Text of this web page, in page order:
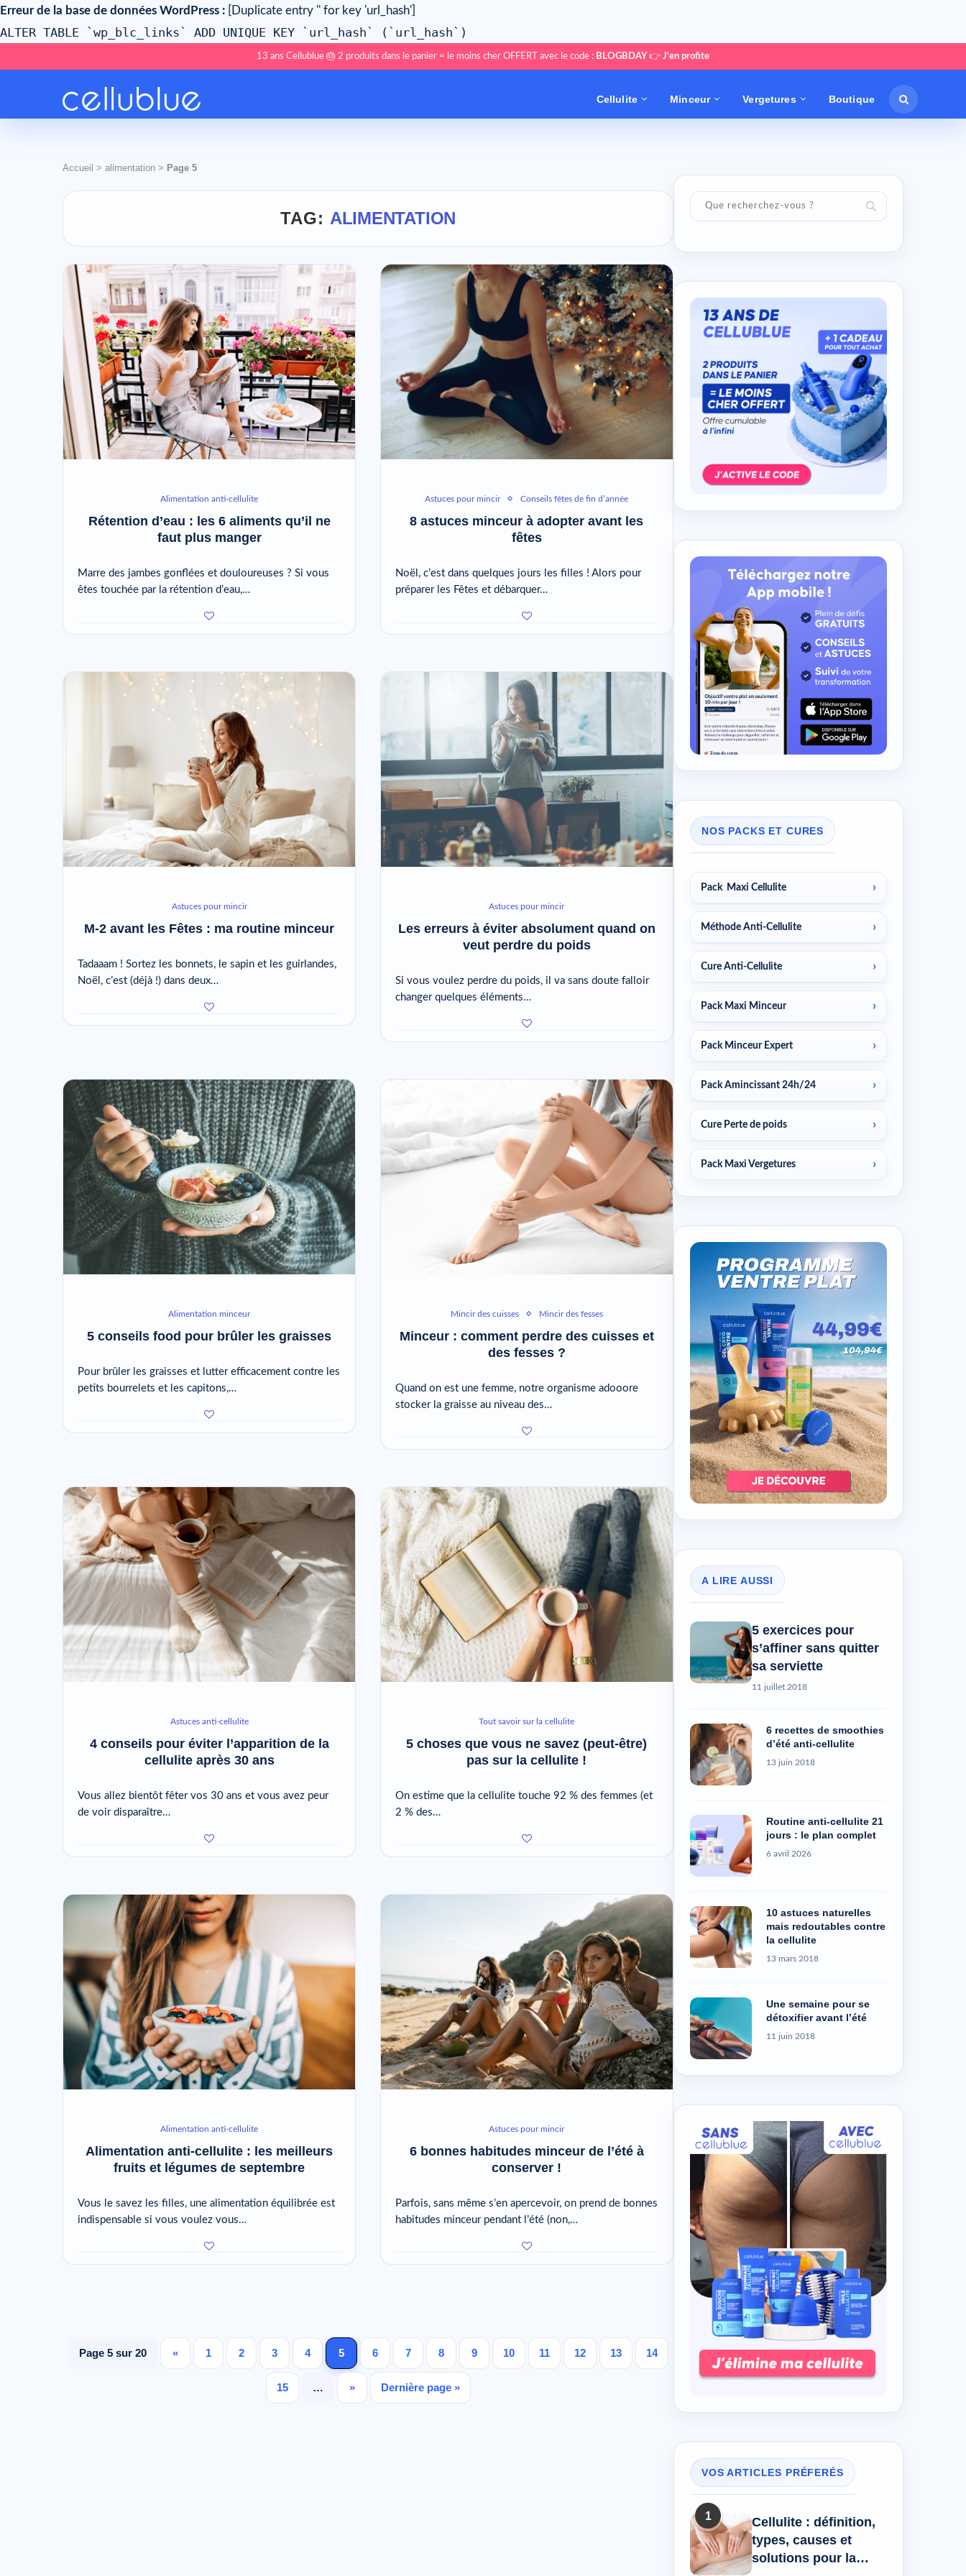
Erreur de la base de données WordPress : [Duplicate entry '' for key 'url_hash']
ALTER TABLE `wp_blc_links` ADD UNIQUE KEY `url_hash` (`url_hash`)
13 ans Cellublue 🎂 2 produits dans le panier = le moins cher OFFERT avec le code : BLOGBDAY 👉 J'en profite
Cellulite Minceur Vergetures Boutique
Accueil > alimentation > Page 5
TAG: ALIMENTATION
Alimentation anti-cellulite
Rétention d’eau : les 6 aliments qu’il ne
faut plus manger
Marre des jambes gonflées et douloureuses ? Si vous
êtes touchée par la rétention d’eau,…
Astuces pour mincir Conseils fêtes de fin d’année
8 astuces minceur à adopter avant les
fêtes
Noël, c’est dans quelques jours les filles ! Alors pour
préparer les Fêtes et débarquer…
Astuces pour mincir
M-2 avant les Fêtes : ma routine minceur
Tadaaam ! Sortez les bonnets, le sapin et les guirlandes,
Noël, c’est (déjà !) dans deux…
Astuces pour mincir
Les erreurs à éviter absolument quand on
veut perdre du poids
Si vous voulez perdre du poids, il va sans doute falloir
changer quelques éléments…
Alimentation minceur
5 conseils food pour brûler les graisses
Pour brûler les graisses et lutter efficacement contre les
petits bourrelets et les capitons,…
Mincir des cuisses Mincir des fesses
Minceur : comment perdre des cuisses et
des fesses ?
Quand on est une femme, notre organisme adooore
stocker la graisse au niveau des…
Astuces anti-cellulite
4 conseils pour éviter l’apparition de la
cellulite après 30 ans
Vous allez bientôt fêter vos 30 ans et vous avez peur
de voir disparaître…
Tout savoir sur la cellulite
5 choses que vous ne savez (peut-être)
pas sur la cellulite !
On estime que la cellulite touche 92 % des femmes (et
2 % des…
Alimentation anti-cellulite
Alimentation anti-cellulite : les meilleurs
fruits et légumes de septembre
Vous le savez les filles, une alimentation équilibrée est
indispensable si vous voulez vous…
Astuces pour mincir
6 bonnes habitudes minceur de l’été à
conserver !
Parfois, sans même s’en apercevoir, on prend de bonnes
habitudes minceur pendant l’été (non,…
Page 5 sur 20 « 1 2 3 4 5 6 7 8 9 10 11 12 13 14
15 … » Dernière page »
NOS PACKS ET CURES
Pack Maxi Cellulite
Méthode Anti-Cellulite
Cure Anti-Cellulite
Pack Maxi Minceur
Pack Minceur Expert
Pack Amincissant 24h/24
Cure Perte de poids
Pack Maxi Vergetures
A LIRE AUSSI
5 exercices pour
s’affiner sans quitter
sa serviette
11 juillet 2018
6 recettes de smoothies
d’été anti-cellulite
13 juin 2018
Routine anti-cellulite 21
jours : le plan complet
6 avril 2026
10 astuces naturelles
mais redoutables contre
la cellulite
13 mars 2018
Une semaine pour se
détoxifier avant l’été
11 juin 2018
VOS ARTICLES PRÉFERÉS
1
Cellulite : définition,
types, causes et
solutions pour la